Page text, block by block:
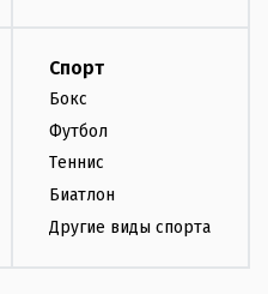
Спорт
Бокс
Футбол
Теннис
Биатлон
Другие виды спорта